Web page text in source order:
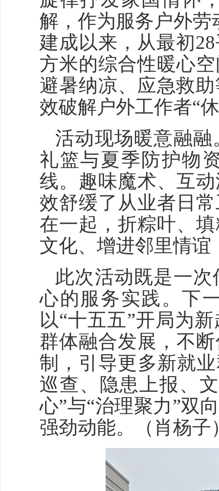
解，作为服务户外劳
建成以来，从最初
方米的综合性暖心
避暑纳凉、应急救
效破解户外工作者“
活动现场暖意融
礼篮与夏季防护物
线。趣味魔术、互
效舒缓了从业者日
在一起，折粽叶、
文化、增进邻里情
此次活动既是一
心的服务实践。下
以“十五五”开局为
群体融合发展，不
制，引导更多新就
巡查、隐患上报、
心”与“治理聚力”双
强劲动能。（肖杨子